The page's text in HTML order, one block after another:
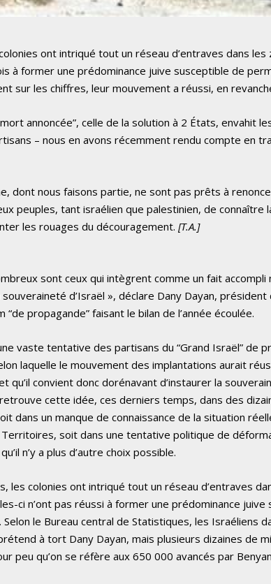
ont intriqué tout un réseau d’entraves dans les
à former une prédominance juive susceptible de
sur les chiffres, leur mouvement a réussi, en
mort annoncée”, celle de la solution à 2 États, envahit
– nous en avons récemment rendu compte en
dont nous faisons partie, ne sont pas prêts à
peuples, tant israélien que palestinien, de connaître
les rouages du découragement.[T.A.]
sont ceux qui intègrent comme un fait
d’Israël », déclare Dany Dayan, président
“de propagande” faisant le bilan de l’année écoulée.
vaste tentative des partisans du “Grand Israël” de
laquelle le mouvement des implantations aurait
qu’il convient donc dorénavant d’instaurer la
cette idée, ces derniers temps, dans des
dans un manque de connaissance de la situation
Territoires, soit dans une tentative politique de
n’y a plus d’autre choix possible.
les colonies ont intriqué tout un réseau d’entraves
ci n’ont pas réussi à former une prédominance
Selon le Bureau central de Statistiques, les Israéliens
à tort Dany Dayan, mais plusieurs dizaines de
peu qu’on se réfère aux 650 000 avancés par